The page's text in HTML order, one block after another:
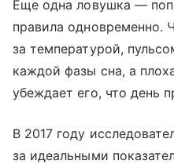
Еще одна ловушка —
правила одновременно.
за температурой,
каждой фазы сна, а
убеждает его, что день
В 2017 году
за идеальными